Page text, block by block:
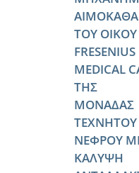
ΤΟΥ ΟΙΚΟΥ
FRESENIUS
MEDICAL
ΤΗΣ
ΜΟΝΑΔΑΣ
ΤΕΧΝΗΤΟΥ
ΝΕΦΡΟΥ
ΚΑΛΥΨΗ